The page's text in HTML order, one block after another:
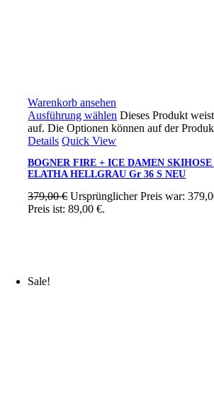
Warenkorb ansehen
Ausführung wählen Dieses Produkt
auf. Die Optionen können auf der
Details Quick View
BOGNER FIRE + ICE DAMEN
ELATHA HELLGRAU Gr 36 S NEU
379,00€ Ursprünglicher Preis war:
Preis ist: 89,00 €.
Sale!